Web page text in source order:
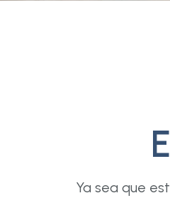
Ya sea que